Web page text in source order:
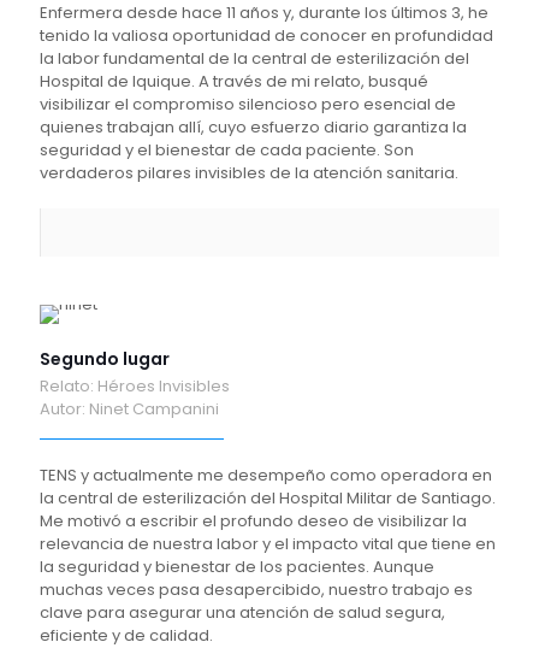
Enfermera desde hace 11 años y, durante los últimos 3, he
tenido la valiosa oportunidad de conocer en profundidad
la labor fundamental de la central de esterilización del
Hospital de Iquique. A través de mi relato, busqué
visibilizar el compromiso silencioso pero esencial de
quienes trabajan allí, cuyo esfuerzo diario garantiza la
seguridad y el bienestar de cada paciente. Son
verdaderos pilares invisibles de la atención sanitaria.
Segundo lugar
Relato: Héroes Invisibles
Autor: Ninet Campanini
TENS y actualmente me desempeño como operadora en
la central de esterilización del Hospital Militar de Santiago.
Me motivó a escribir el profundo deseo de visibilizar la
relevancia de nuestra labor y el impacto vital que tiene en
la seguridad y bienestar de los pacientes. Aunque
muchas veces pasa desapercibido, nuestro trabajo es
clave para asegurar una atención de salud segura,
eficiente y de calidad.